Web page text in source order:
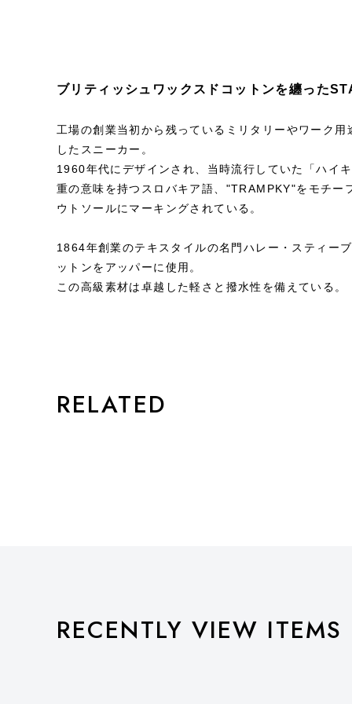
ブリティッシュワックスドコットンを纏った
工場の創業当初から残っているミリタリーやワーク
したスニーカー。
1960年代にデザインされ、当時流行していた「ハイ
重の意味を持つスロバキア語、"TRAMPKY"をモチー
ウトソールにマーキングされている。
1864年創業のテキスタイルの名門ハレー・スティー
ットンをアッパーに使用。
この高級素材は卓越した軽さと撥水性を備えている。
RELATED
RECENTLY VIEW ITEMS